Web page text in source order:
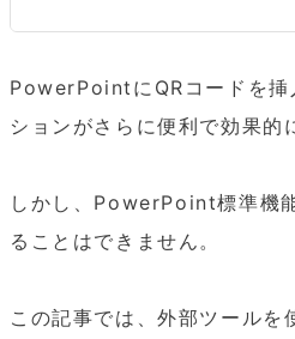
PowerPointにQRコードを挿
ションがさらに便利で効果的
しかし、PowerPoint標準機
ることはできません。
この記事では、外部ツールを